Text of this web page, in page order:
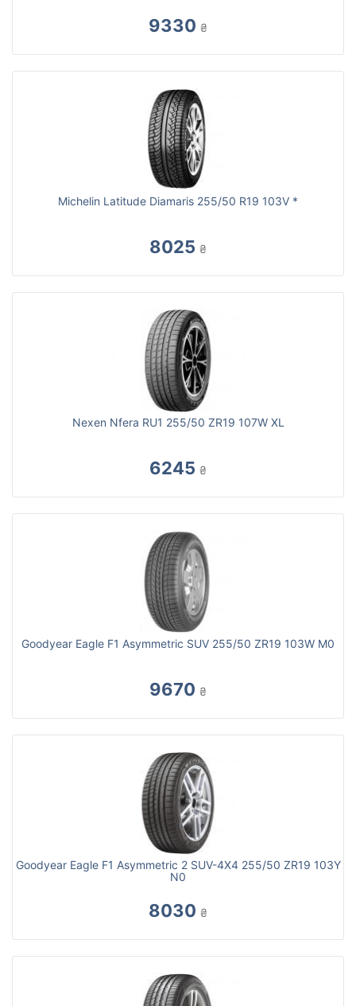
9330 ₴
Michelin Latitude Diamaris 255/50 R19 103V *
8025 ₴
Nexen Nfera RU1 255/50 ZR19 107W XL
6245 ₴
Goodyear Eagle F1 Asymmetric SUV 255/50 ZR19 103W M0
9670 ₴
Goodyear Eagle F1 Asymmetric 2 SUV-4X4 255/50 ZR19 103Y
N0
8030 ₴